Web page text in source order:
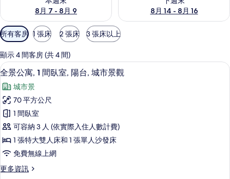
8月 7 - 8月 9
8月 14 - 8月 16
可
用
的
客
房
篩
選
條
件
所有客房 1 張床 2 張床 3 張床以上
顯示 4 間客房 (共 4 間)
顯
示
全
景
公
寓,
1
間
臥
全景公寓, 1 間臥室, 陽台, 城市景觀 |
20
全景公寓, 1 間臥室, 陽台, 城市景觀
城市景
70 平方公尺
1 間臥室
可容納 3 人 (依實際入住人數計費)
1 張特大雙人床和 1 張單人沙發床
免費無線上網
更多資訊
更